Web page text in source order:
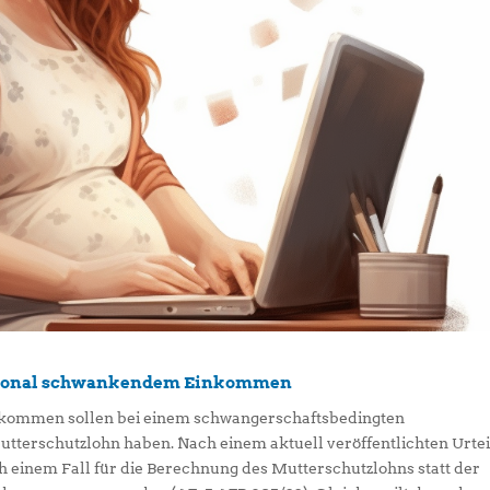
schwankendem Einkommen
sollen bei einem schwangerschaftsbedingten
haben. Nach einem aktuell veröffentlichten
einem Fall für die Berechnung des Mutterschutzlohns statt der